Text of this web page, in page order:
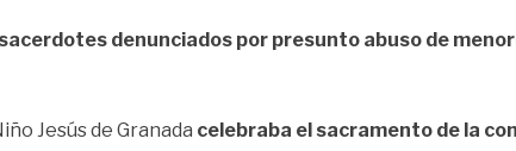
denunciados por presunto abuso de
Jesús de Granada celebraba el sacramento de la